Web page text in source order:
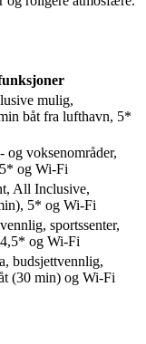
mulig,
båt fra lufthavn, 5*
voksenområder,
og Wi-Fi
All Inclusive,
5* og Wi-Fi
sportssenter,
og Wi-Fi
budsjettvennlig,
(30 min) og Wi-Fi